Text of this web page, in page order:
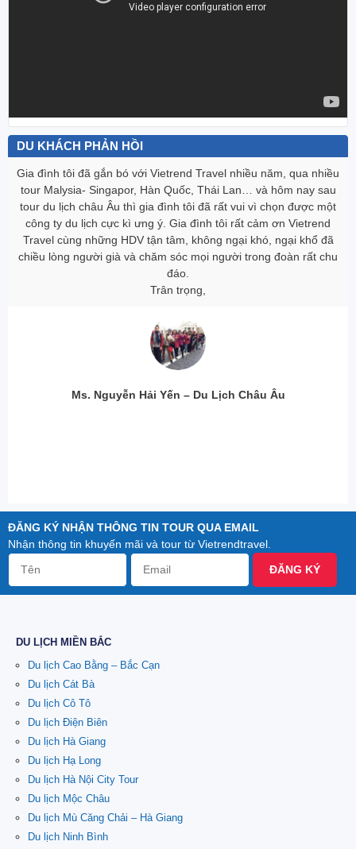
DU KHÁCH PHẢN HỒI
Gia đình tôi đã gắn bó với Vietrend Travel nhiều năm, qua nhiều
tour Malysia- Singapor, Hàn Quốc, Thái Lan… và hôm nay sau
tour du lịch châu Âu thì gia đình tôi đã rất vui vì chọn được một
công ty du lịch cực kì ưng ‎ý. Gia đình tôi rất cảm ơn Vietrend
Travel cùng những HDV tận tâm, không ngại khó, ngại khổ đã
chiều lòng người già và chăm sóc mọi người trong đoàn rất chu
đáo.
Trân trọng,
Ms. Nguyễn Hải Yến – Du Lịch Châu Âu
ĐĂNG KÝ NHẬN THÔNG TIN TOUR QUA EMAIL
Nhận thông tin khuyến mãi và tour từ Vietrendtravel.
ĐĂNG KÝ
DU LỊCH MIỀN BẮC
Du lịch Cao Bằng – Bắc Cạn
Du lịch Cát Bà
Du lịch Cô Tô
Du lịch Điện Biên
Du lịch Hà Giang
Du lịch Hạ Long
Du lịch Hà Nội City Tour
Du lịch Mộc Châu
Du lịch Mù Căng Chải – Hà Giang
Du lịch Ninh Bình